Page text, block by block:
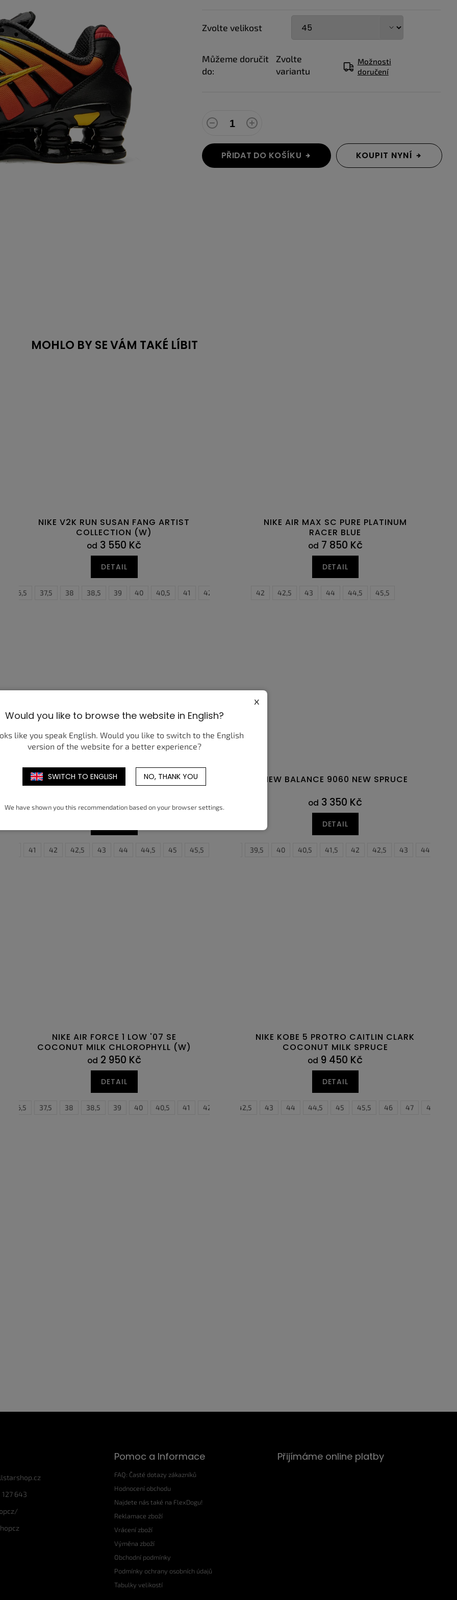
Zvolte velikost
Můžeme doručit
do:
Zvolte
variantu
Možnosti
doručení
PŘIDAT DO KOŠÍKU KOUPIT NYNÍ
MOHLO BY SE VÁM TAKÉ LÍBIT
45,5 47,5
NIKE V2K RUN SUSAN FANG ARTIST
COLLECTION (W)
od 3 550 Kč
DETAIL
36,5 37,5 38 38,5 39 40 40,5 41 42
NIKE AIR MAX SC PURE PLATINUM
RACER BLUE
od 7 850 Kč
DETAIL
42 42,5 43 44 44,5 45,5
JORDAN 1 RETRO HIGH OG LOVE
LETTER
4 850 Kč
41 42 42,5 43 44 44,5 45 45,5 47,5
NEW BALANCE 9060 NEW SPRUCE
od 3 350 Kč
DETAIL
36 37,5 38 39,5 40 40,5 41,5 42 42,5 43 44,5
NIKE AIR FORCE 1 LOW '07 SE
COCONUT MILK CHLOROPHYLL (W)
od 2 950 Kč
DETAIL
36,5 37,5 38 38,5 39 40 40,5 41 42
NIKE KOBE 5 PROTRO CAITLIN CLARK
COCONUT MILK SPRUCE
od 9 450 Kč
DETAIL
38,5 39 40 40,5 41 42,5 43 44 44,5 45 45,5 46 47 47,5
643
Pomoc a Informace
FAQ: Časté dotazy zákazníků
Hodnocení obchodu
Najdete nás také na FlexDogu!
Reklamace zboží
Vrácení zboží
Výměna zboží
Obchodní podmínky
Podmínky ochrany osobních údajů
Tabulky velikostí
Přijímáme online platby
Would you like to browse the website in English?
x
like you speak English. Would you like to switch to the English
version of the website for a better experience?
SWITCH TO ENGLISH NO, THANK YOU
We have shown you this recommendation based on your browser settings.